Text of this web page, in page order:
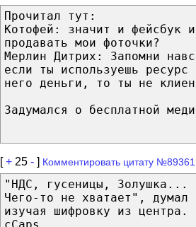
Прочитал тут:
Котофей: значит и фейсбук
продавать мои фоточки?
Мерлин Дитрих: Запомни
если ты используешь
него деньги, то ты не
Задумался о бесплатной
[+ 25 - ] Комментировать цитату №89361
"НДС, гусеницы, Золушка...
Чего-то не хватает", думал
изучая шифровку из центра.
cCaps